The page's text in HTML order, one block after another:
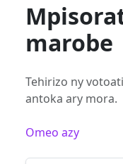
marobe
Tehirizo ny
antoka ary mora.
Omeo azy